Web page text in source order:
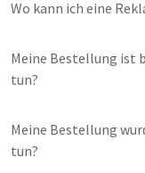
Wo kann ich eine
Meine Bestellung ist
tun?
Meine Bestellung
tun?